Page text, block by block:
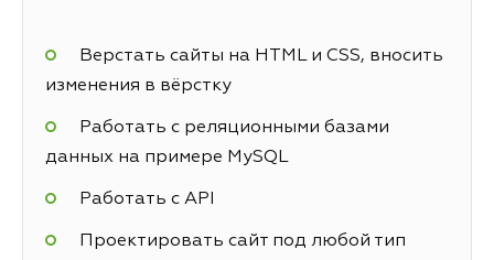
Верстать сайты на HTML и CSS, вносить
изменения в вёрстку
Работать с реляционными базами
данных на примере MySQL
Работать с API
Проектировать сайт под любой тип